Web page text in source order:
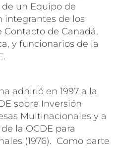
un Equipo de
integrantes de los
Contacto de Canadá,
y funcionarios de la
adhirió en 1997 a la
sobre Inversión
Multinacionales y a
la OCDE para
(1976). Como parte